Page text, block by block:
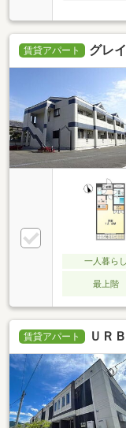
賃貸アパート グレ
一人暮らし
最上階
賃貸アパート ＵＲ